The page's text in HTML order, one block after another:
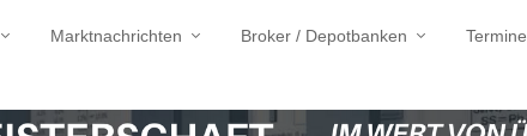
Marktnachrichten Broker / Depotbanken Termine